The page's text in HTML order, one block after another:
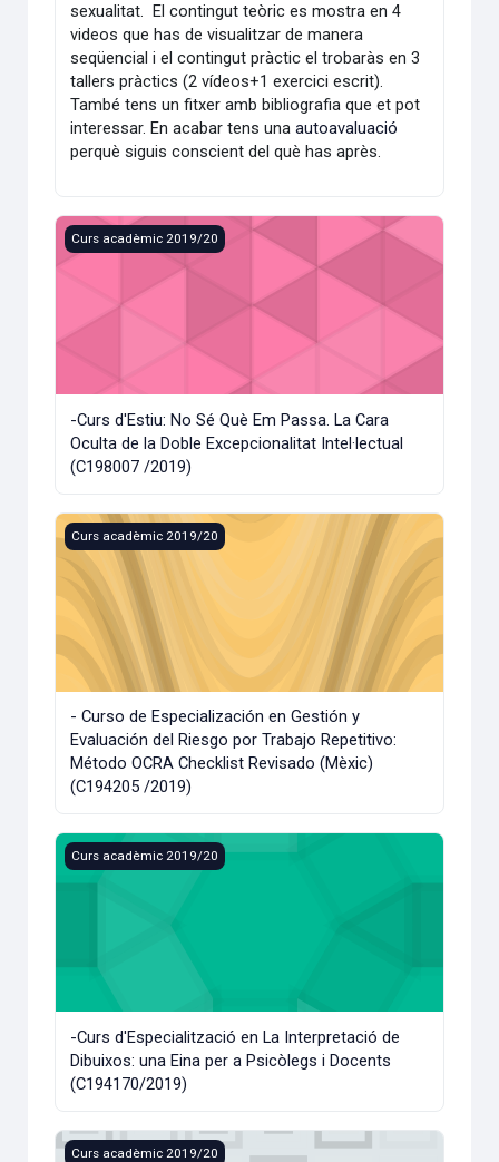
sexualitat. El contingut teòric es mostra en 4
videos que has de visualitzar de manera
seqüencial i el contingut pràctic el trobaràs en 3
tallers pràctics (2 vídeos+1 exercici escrit).
També tens un fitxer amb bibliografia que et pot
interessar. En acabar tens unaautoavaluació
perquè siguis conscient del què has après.
-Curs d'Estiu: No Sé Què Em Passa. La Cara Oculta de la
Curs acadèmic 2019/20
-Curs d'Estiu: No Sé Què Em Passa. La Cara
Oculta de la Doble Excepcionalitat Intel·lectual
(C198007 /2019)
- Curso de Especialización en Gestión y Evaluación del
Curs acadèmic 2019/20
- Curso de Especialización en Gestión y
Evaluación del Riesgo por Trabajo Repetitivo:
Método OCRA Checklist Revisado (Mèxic)
(C194205 /2019)
-Curs d'Especialització en La Interpretació de Dibuixos:
Curs acadèmic 2019/20
-Curs d'Especialització en La Interpretació de
Dibuixos: una Eina per a Psicòlegs i Docents
(C194170/2019)
-Curso de Especialización en Toxicología de los Metales,
Curs acadèmic 2019/20